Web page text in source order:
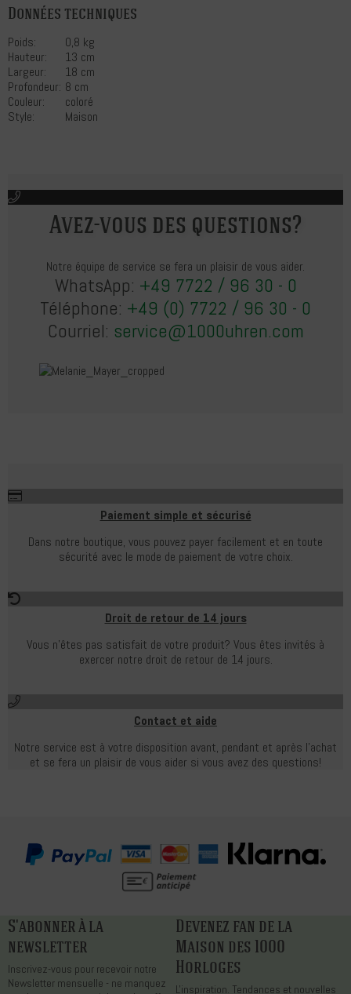
Données techniques
Poids:
0,8 kg
Hauteur:
13 cm
Largeur:
18 cm
Profondeur: 8 cm
Couleur:
coloré
Style:
Maison
Avez-vous des questions?
Notre équipe de service se fera un plaisir de vous aider.
WhatsApp: +49 7722 / 96 30 - 0
Téléphone: +49 (0) 7722 / 96 30 - 0
Courriel: service@1000uhren.com
Paiement simple et sécurisé
Dans notre boutique, vous pouvez payer facilement et en toute
sécurité avec le mode de paiement de votre choix.
Droit de retour de 14 jours
Vous n'êtes pas satisfait de votre produit? Vous êtes invités à
exercer notre droit de retour de 14 jours.
Contact et aide
Notre service est à votre disposition avant, pendant et après l'achat
et se fera un plaisir de vous aider si vous avez des questions!
S'abonner à la
newsletter
Inscrivez-vous pour recevoir notre
Newsletter mensuelle - ne manquez
Devenez fan de la
Maison des 1000
Horloges
L'inspiration. Tendances et nouvelles